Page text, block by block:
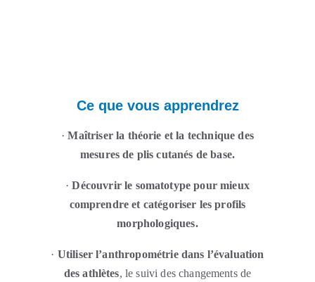
Ce que vous apprendrez
·Maîtriser la théorie et la technique des
mesures de plis cutanés de base.
·Découvrir le somatotype pour mieux
comprendre et catégoriser les profils
morphologiques.
· Utiliser l’anthropométrie dans l’évaluation
des athlètes, le suivi des changements de